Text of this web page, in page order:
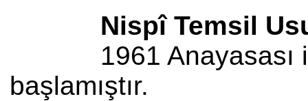
Nispî Temsil
1961 Anayasası ile
başlamıştır.